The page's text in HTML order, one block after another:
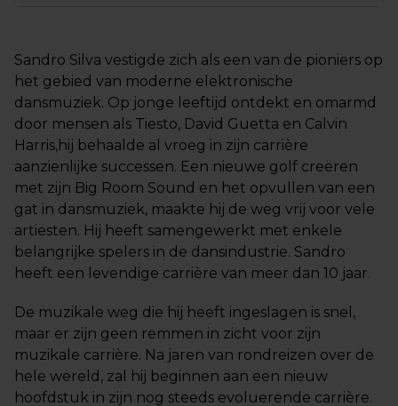
Sandro Silva vestigde zich als een van de pioniers op
het gebied van moderne elektronische
dansmuziek. Op jonge leeftijd ontdekt en omarmd
door mensen als Tiesto, David Guetta en Calvin
Harris,hij behaalde al vroeg in zijn carrière
aanzienlijke successen. Een nieuwe golf creëren
met zijn Big Room Sound en het opvullen van een
gat in dansmuziek, maakte hij de weg vrij voor vele
artiesten. Hij heeft samengewerkt met enkele
belangrijke spelers in de dansindustrie. Sandro
heeft een levendige carrière van meer dan 10 jaar.
De muzikale weg die hij heeft ingeslagen is snel,
maar er zijn geen remmen in zicht voor zijn
muzikale carrière. Na jaren van rondreizen over de
hele wereld, zal hij beginnen aan een nieuw
hoofdstuk in zijn nog steeds evoluerende carrière.